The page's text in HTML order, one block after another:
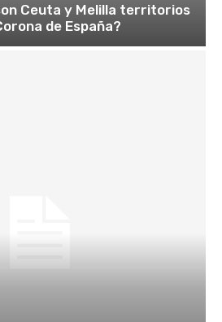
Ceuta y Melilla territorios
de España?